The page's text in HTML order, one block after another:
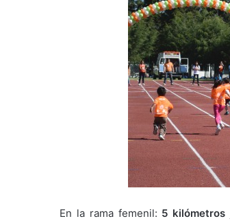
En la rama femenil: 5 kilómetros